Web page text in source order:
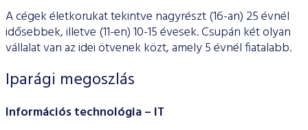
A cégek életkorukat tekintve nagyrészt (16-an) 25 évnél
idősebbek, illetve (11-en) 10-15 évesek. Csupán két olyan
vállalat van az idei ötvenek közt, amely 5 évnél fiatalabb.
Iparági megoszlás
Információs technológia – IT